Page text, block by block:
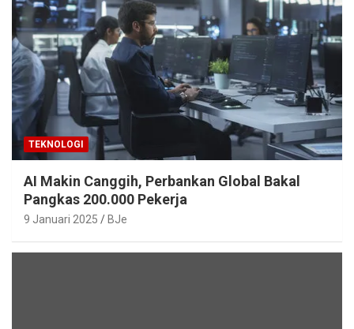
TEKNOLOGI
AI Makin Canggih, Perbankan Global Bakal
Pangkas 200.000 Pekerja
9 Januari 2025 BJe